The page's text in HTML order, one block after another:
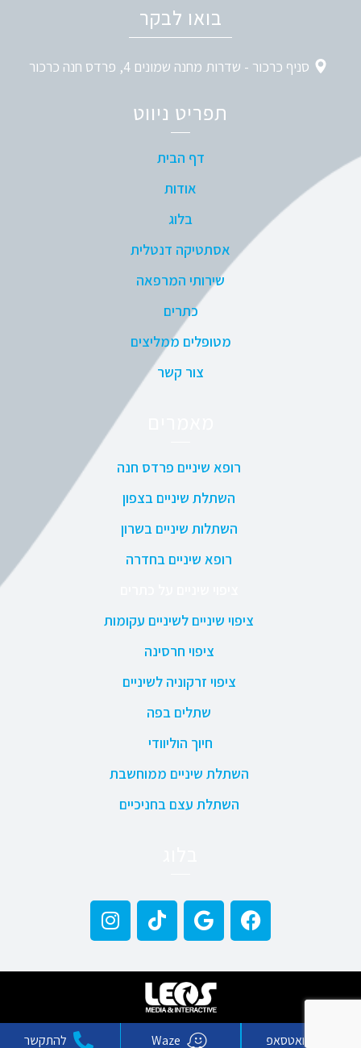
בואו לבקר
סניף כרכור - שדרות מחנה שמונים 4, פרדס חנה כרכור
תפריט ניווט
דף הבית
אודות
בלוג
אסתטיקה דנטלית
שירותי המרפאה
כתרים
מטופלים ממליצים
צור קשר
רופא שיניים פרדס חנה
השתלת שיניים בצפון
השתלות שיניים בשרון
רופא שיניים בחדרה
ציפוי שיניים לשיניים עקומות
ציפוי חרסינה
ציפוי זרקוניה לשיניים
שתלים בפה
חיוך הוליוודי
השתלת שיניים ממוחשבת
השתלת עצם בחניכיים
וואטסאפ Waze להתקשר